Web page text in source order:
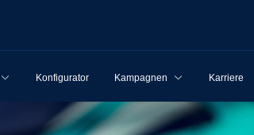
Konfigurator Kampagnen Karriere